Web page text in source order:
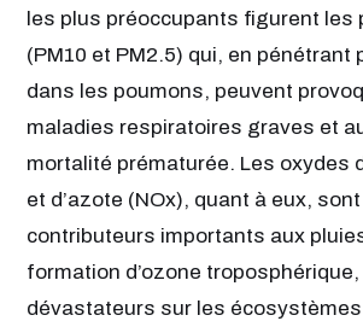
les plus préoccupants figurent les
(PM10 et PM2.5) qui, en pénétrant
dans les poumons, peuvent
maladies respiratoires graves et
mortalité prématurée. Les oxydes
et d’azote (NOx), quant à eux,
contributeurs importants aux
formation d’ozone
dévastateurs sur les